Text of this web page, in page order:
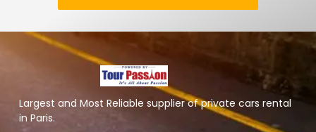
Largest and Most Reliable supplier of private cars rental
in Paris.